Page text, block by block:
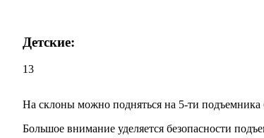
Детские:
13
На склоны можно подняться на 5-ти подъемника
Большое внимание уделяется безопасности